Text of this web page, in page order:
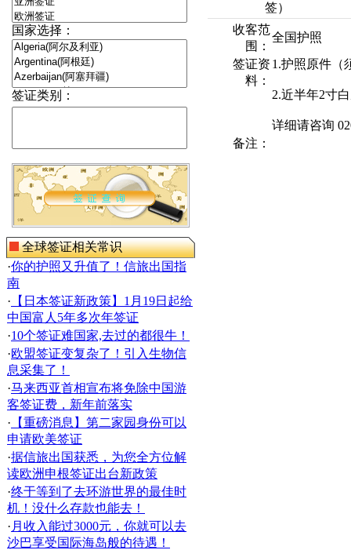
国家选择：
签证类别：
全球签证相关常识
·你的护照又升值了！信旅出国指
南
· 【日本签证新政策】1月19日起给
中国富人5年多次年签证
·10个签证难国家,去过的都很牛！
·欧盟签证变复杂了！引入生物信
息采集了！
·马来西亚首相宣布将免除中国游
客签证费，新年前落实
· 【重磅消息】第二家园身份可以
申请欧美签证
·据信旅出国获悉，为您全方位解
读欧洲申根签证出台新政策
·终于等到了去环游世界的最佳时
机！没什么存款也能去！
· 月收入能过3000元，你就可以去
沙巴享受国际海岛般的待遇！
签）
收客范
围：
全国护照
签证资
料：
1.护照原件（
2.近半年2寸
详细请咨询
备注：